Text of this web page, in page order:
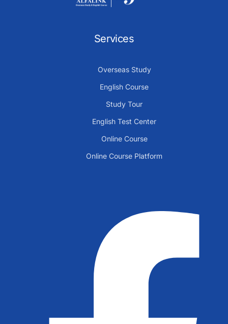
Services
Overseas Study
English Course
Study Tour
English Test Center
Online Course
Online Course Platform